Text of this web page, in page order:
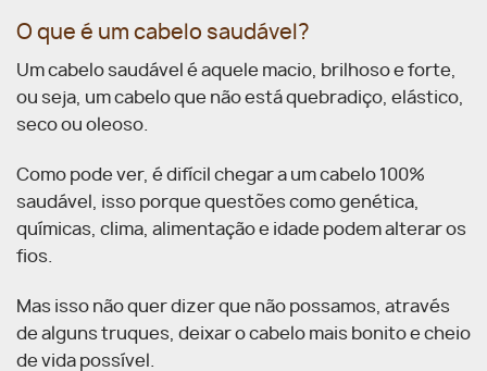
O que é um cabelo saudável?
Um cabelo saudável é aquele macio, brilhoso e forte,
ou seja, um cabelo que não está quebradiço, elástico,
seco ou oleoso.
Como pode ver, é difícil chegar a um cabelo 100%
saudável, isso porque questões como genética,
químicas, clima, alimentação e idade podem alterar os
fios.
Mas isso não quer dizer que não possamos, através
de alguns truques, deixar o cabelo mais bonito e cheio
de vida possível.